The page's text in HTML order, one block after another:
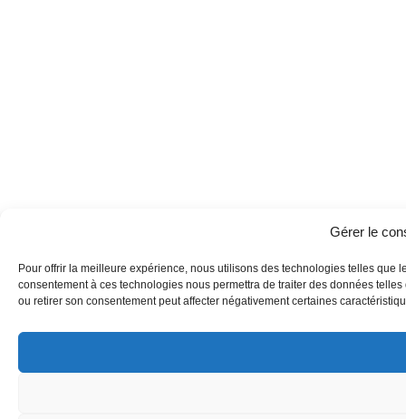
Gérer le
Pour offrir la meilleure expérience, nous utilisons des technologies telles
consentement à ces technologies nous permettra de traiter des données
ou retirer son consentement peut affecter négativement certaines